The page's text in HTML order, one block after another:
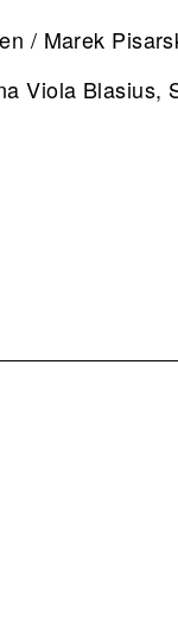
/ Marek
Viola Blasius,